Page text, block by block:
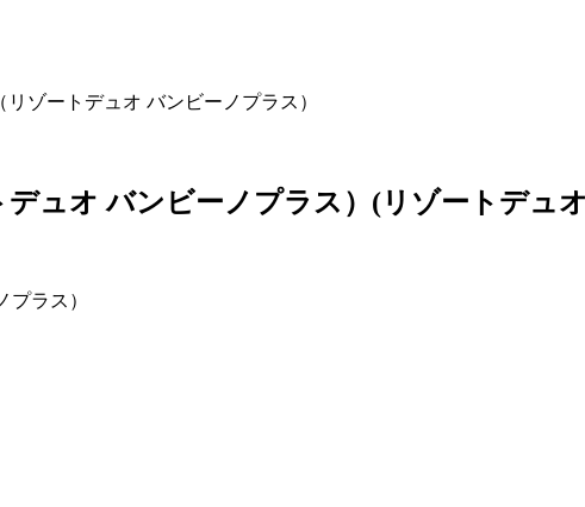
リゾートデュオ バンビーノプラス）
ュオ バンビーノプラス） (リゾートデュ